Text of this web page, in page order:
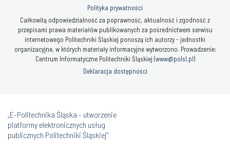
Polityka prywatności
Całkowitą odpowiedzialność za poprawność, aktualność i zgodność z
przepisami prawa materiałów publikowanych za pośrednictwem serwisu
internetowego Politechniki Śląskiej ponoszą ich autorzy - jednostki
organizacyjne, w których materiały informacyjne wytworzono. Prowadzenie:
Centrum Informatyczne Politechniki Śląskiej (www@polsl.pl)
Deklaracja dostępności
„E-Politechnika Śląska - utworzenie
platformy elektronicznych usług
publicznych Politechniki Śląskiej”